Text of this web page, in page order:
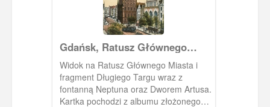
Gdańsk, Ratusz Głównego
Miassta
Widok na Ratusz Głównego Miasta i
fragment Długiego Targu wraz z
fontanną Neptuna oraz Dworem Artusa.
Kartka pochodzi z albumu złożonego